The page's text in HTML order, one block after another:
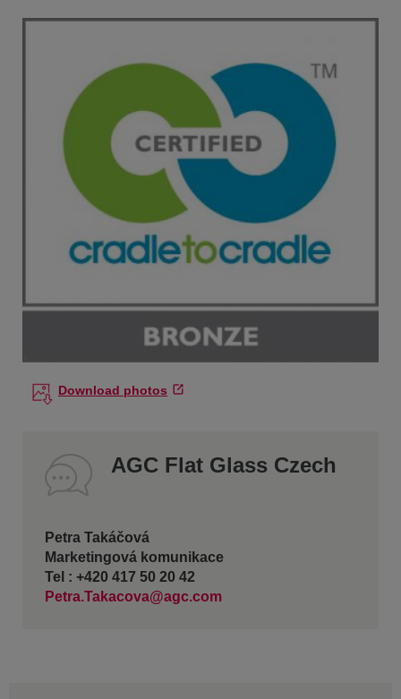
Download photos
AGC Flat Glass Czech
Petra Takáčová
Marketingová komunikace
Tel : +420 417 50 20 42
Petra.Takacova@agc.com